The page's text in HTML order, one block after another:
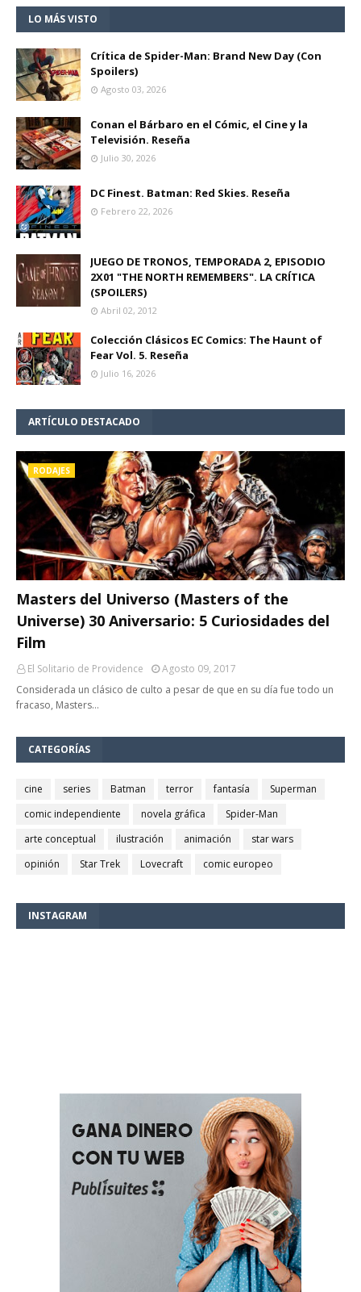
LO MÁS VISTO
Crítica de Spider-Man: Brand New Day (Con
Spoilers)
Agosto 03, 2026
Conan el Bárbaro en el Cómic, el Cine y la
Televisión. Reseña
Julio 30, 2026
DC Finest. Batman: Red Skies. Reseña
Febrero 22, 2026
JUEGO DE TRONOS, TEMPORADA 2, EPISODIO
2X01 "THE NORTH REMEMBERS". LA CRÍTICA
(SPOILERS)
Abril 02, 2012
Colección Clásicos EC Comics: The Haunt of
Fear Vol. 5. Reseña
Julio 16, 2026
ARTÍCULO DESTACADO
RODAJES
Masters del Universo (Masters of the
Universe) 30 Aniversario: 5 Curiosidades del
Film
El Solitario de Providence
Agosto 09, 2017
Considerada un clásico de culto a pesar de que en su día fue todo un
fracaso, Masters…
CATEGORÍAS
cine series Batman terror fantasía
Superman
comic independiente
novela gráfica
Spider-Man
arte conceptual
ilustración animación
star wars
opinión
Star Trek Lovecraft comic europeo
INSTAGRAM